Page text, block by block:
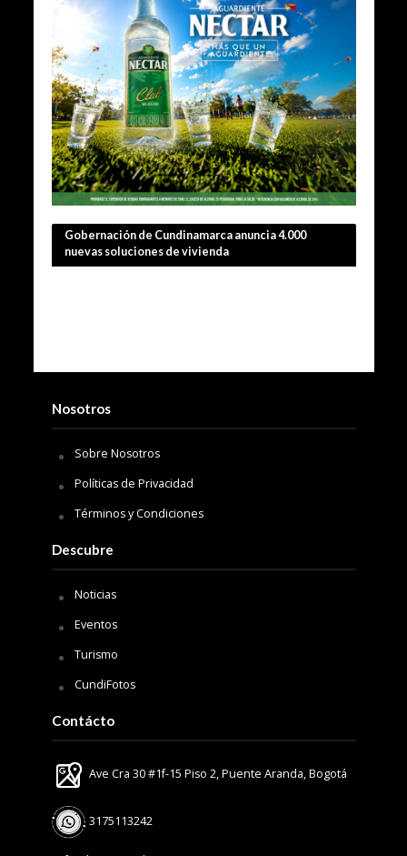
Gobernación de Cundinamarca anuncia 4.000
nuevas soluciones de vivienda
Nosotros
Sobre Nosotros
Políticas de Privacidad
Términos y Condiciones
Descubre
Noticias
Eventos
Turismo
CundiFotos
Contácto
Ave Cra 30 #1f-15 Piso 2, Puente Aranda, Bogotá
3175113242